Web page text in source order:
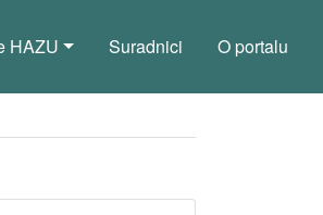
HAZU Suradnici O portalu